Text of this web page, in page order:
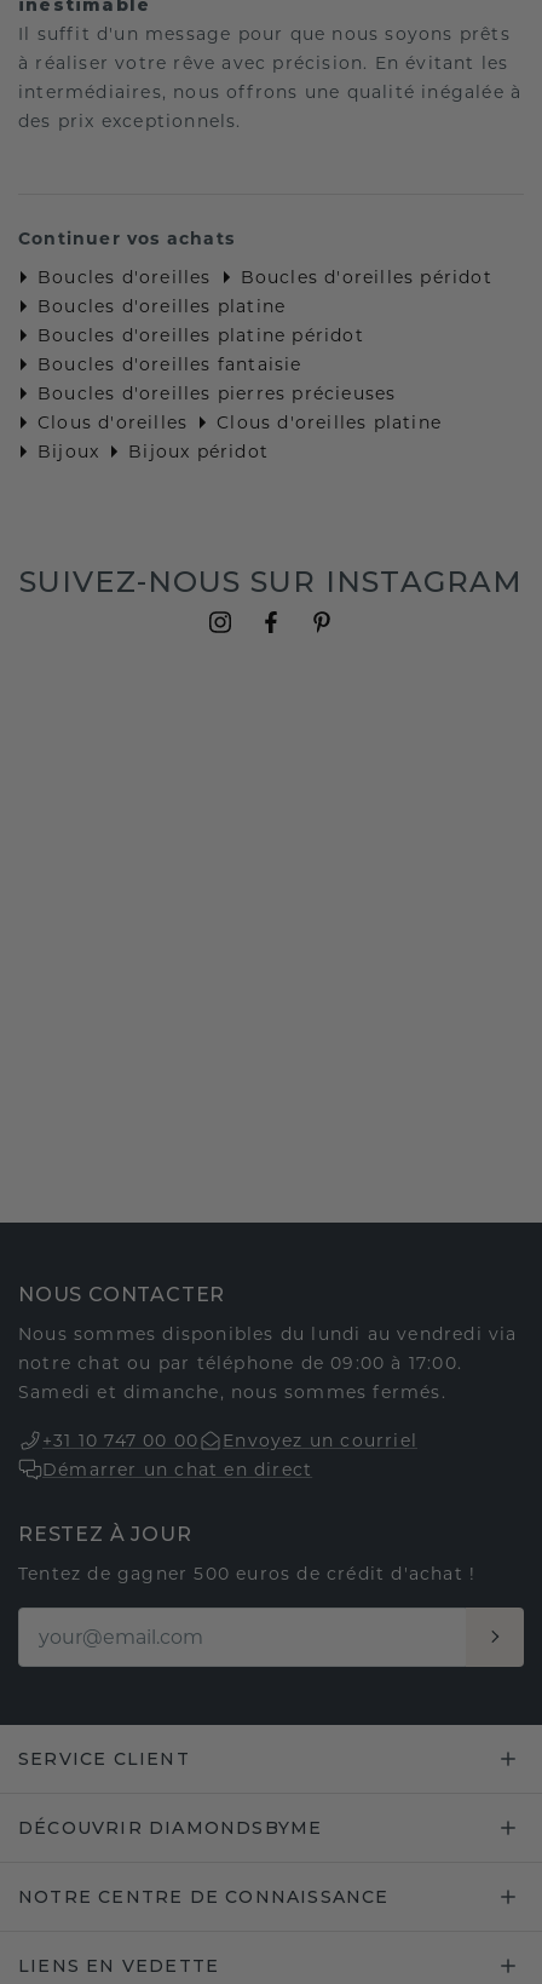
Il suffit d'un message pour que nous soyons prêts
à réaliser votre rêve avec précision. En évitant les
intermédiaires, nous offrons une qualité inégalée à
des prix exceptionnels.
Continuer vos achats
Boucles d'oreilles
Boucles d'oreilles péridot
Boucles d'oreilles platine
Boucles d'oreilles platine péridot
Boucles d'oreilles fantaisie
Boucles d'oreilles pierres précieuses
Clous d'oreilles
Clous d'oreilles platine
Bijoux
Bijoux péridot
SUIVEZ-NOUS SUR INSTAGRAM
NOUS CONTACTER
Nous sommes disponibles du lundi au vendredi via
notre chat ou par téléphone de 09:00 à 17:00.
Samedi et dimanche, nous sommes fermés.
+31 10 747 00 00
Envoyez un courriel
Démarrer un chat en direct
RESTEZ À JOUR
Tentez de gagner 500 euros de crédit d'achat !
SERVICE CLIENT
DÉCOUVRIR DIAMONDSBYME
NOTRE CENTRE DE CONNAISSANCE
LIENS EN VEDETTE